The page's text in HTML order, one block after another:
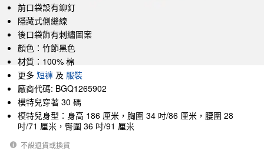
前口袋設有鉚釘
隱藏式側縫線
後口袋飾有刺繡圖案
顏色：竹節黑色
材質：100% 棉
更多 短褲 及 服裝
廠商代碼: BGQ1265902
模特兒穿著 30 碼
模特兒身型：身高 186 厘米，胸圍 34 吋/86 厘米，腰圍 28
吋/71 厘米，臀圍 36 吋/91 厘米
不設退貨或換貨